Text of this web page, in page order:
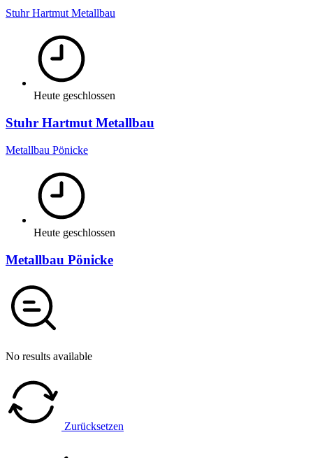
Stuhr Hartmut Metallbau
Heute geschlossen
Stuhr Hartmut Metallbau
Metallbau Pönicke
Heute geschlossen
Metallbau Pönicke
No results available
Zurücksetzen